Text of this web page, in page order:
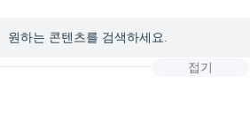
접기